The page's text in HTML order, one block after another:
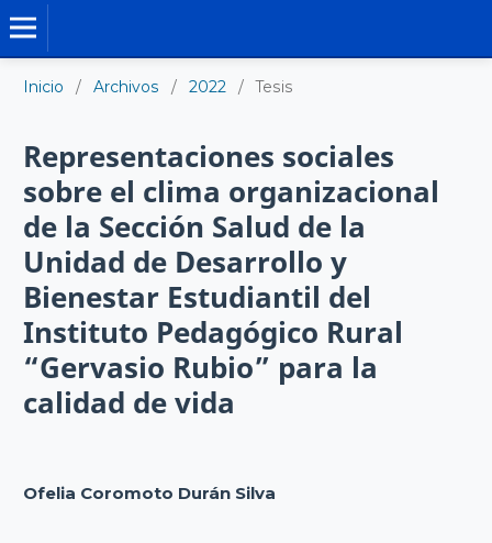
Inicio / Archivos / 2022 / Tesis
Representaciones sociales
sobre el clima organizacional
de la Sección Salud de la
Unidad de Desarrollo y
Bienestar Estudiantil del
Instituto Pedagógico Rural
“Gervasio Rubio” para la
calidad de vida
Ofelia Coromoto Durán Silva